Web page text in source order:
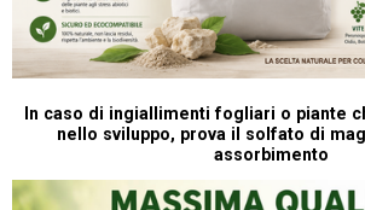
In caso di ingiallimenti fogliari o piante
nello sviluppo, prova il solfato di
assorbimento